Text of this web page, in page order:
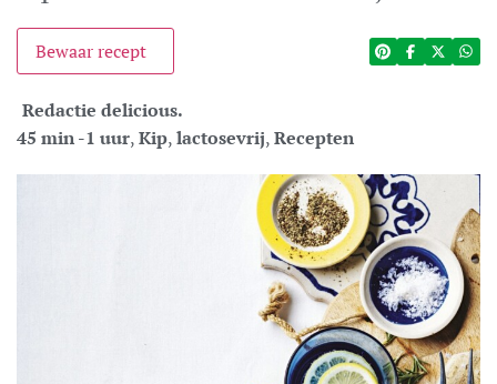
Bewaar recept
Redactie delicious.
45 min -1 uur,Kip,lactosevrij,Recepten